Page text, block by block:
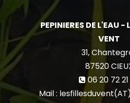
PEPINIERES DE L'EAU -
VENT
31,
87520
06 20 72
Mail :